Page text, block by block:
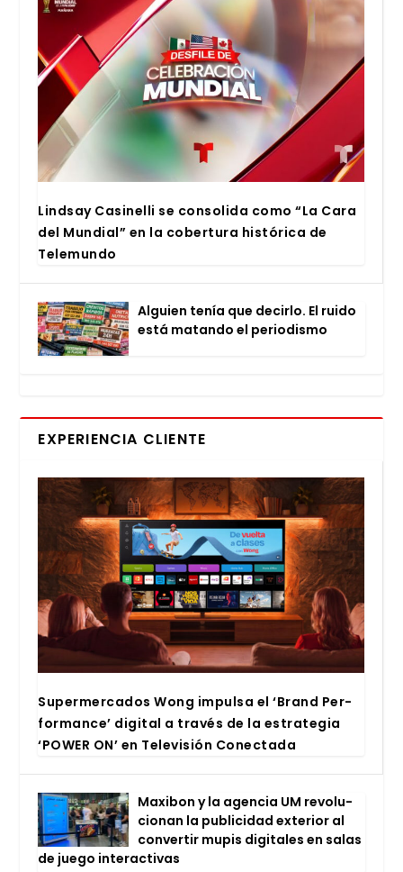
Lind­say Casi­ne­lli se con­so­li­da como “La Cara
del Mun­dial” en la cober­tu­ra his­tó­ri­ca de
Tele­mun­do
Alguien tenía que decir­lo. El rui­do
está matan­do el perio­dis­mo
EXPERIENCIA CLIENTE
Super­mer­ca­dos Wong impul­sa el ‘Brand Per­
for­man­ce’ digi­tal a tra­vés de la estra­te­gia
‘POWER ON’ en Tele­vi­sión Conec­ta­da
Maxi­bon y la agen­cia UM revo­lu­
cio­nan la publi­ci­dad exte­rior al
con­ver­tir mupis digi­ta­les en salas
de jue­go inter­ac­ti­vas